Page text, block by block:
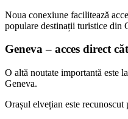
Noua conexiune facilitează
populare destinații turistice din
Geneva – acces direct
O altă noutate importantă este
Geneva.
Orașul elvețian este recunoscut